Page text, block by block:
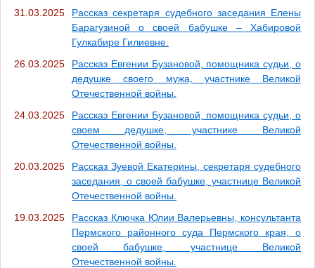
31.03.2025
Рассказ секретаря судебного заседания Елены
Барагузиной о своей бабушке – Хабировой
Гулкабире Гилиевне.
26.03.2025
Рассказ Евгении Бузановой, помощника судьи, о
дедушке своего мужа, участнике Великой
Отечественной войны.
24.03.2025
Рассказ Евгении Бузановой, помощника судьи, о
своем дедушке, участнике Великой
Отечественной войны.
20.03.2025
Рассказ Зуевой Екатерины, секретаря судебного
заседания, о своей бабушке, участнице Великой
Отечественной войны.
19.03.2025
Рассказ Ключка Юлии Валерьевны, консультанта
Пермского районного суда Пермского края, о
своей бабушке, участнице Великой
Отечественной войны.